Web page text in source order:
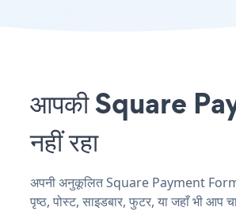
आपकी Square
नहीं रहा
अपनी अनुकूलित Square Payment
पृष्ठ, पोस्ट, साइडबार, फुटर, या जहाँ भी आप